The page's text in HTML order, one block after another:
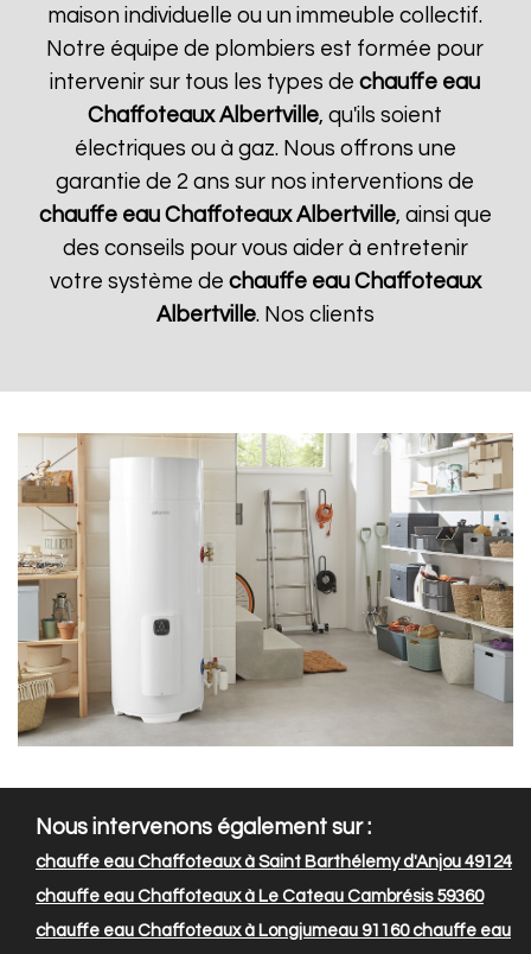
maison individuelle ou un immeuble collectif.
Notre équipe de plombiers est formée pour
intervenir sur tous les types dechauffe eau
Chaffoteaux Albertville, qu'ils soient
électriques ou à gaz. Nous offrons une
garantie de 2 ans sur nos interventions de
chauffe eau Chaffoteaux Albertville, ainsi que
des conseils pour vous aider à entretenir
votre système de chauffe eau Chaffoteaux
Albertville. Nos clients
Nous intervenons également sur :
chauffe eau Chaffoteaux à Saint Barthélemy d'Anjou 49124
chauffe eau Chaffoteaux à Le Cateau Cambrésis 59360
chauffe eau Chaffoteaux à Longjumeau 91160chauffe eau